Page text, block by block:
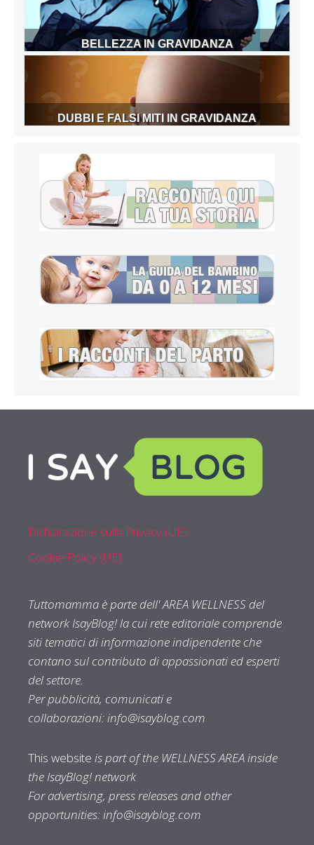
BELLEZZA IN GRAVIDANZA
DUBBI E FALSI MITI IN GRAVIDANZA
Dichiarazione sulla Privacy (UE)
Cookie Policy (UE)
Tuttomamma è parte dell' AREA WELLNESS del
network IsayBlog! la cui rete editoriale comprende
siti tematici di informazione indipendente che
contano sul contributo di appassionati ed esperti
del settore.
Per pubblicità, comunicati e
collaborazioni:info@isayblog.com
This website is part of the WELLNESS AREA inside
the IsayBlog! network
For advertising, press releases and other
opportunities:info@isayblog.com